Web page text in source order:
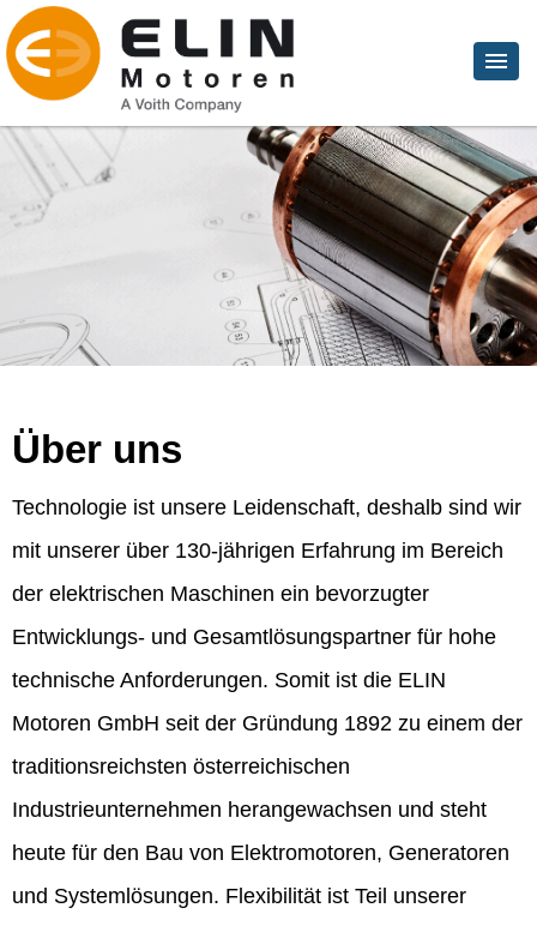
Über uns
Technologie ist unsere Leidenschaft, deshalb sind wir
mit unserer über 130-jährigen Erfahrung im Bereich
der elektrischen Maschinen ein bevorzugter
Entwicklungs- und Gesamtlösungspartner für hohe
technische Anforderungen. Somit ist die ELIN
Motoren GmbH seit der Gründung 1892 zu einem der
traditionsreichsten österreichischen
Industrieunternehmen herangewachsen und steht
heute für den Bau von Elektromotoren, Generatoren
und Systemlösungen. Flexibilität ist Teil unserer